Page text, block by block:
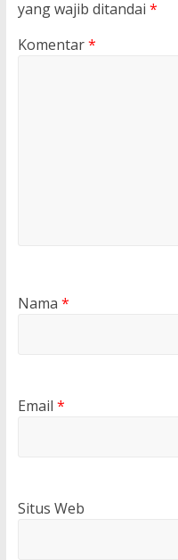
yang wajib ditandai *
Komentar*
Nama *
Email *
Situs Web